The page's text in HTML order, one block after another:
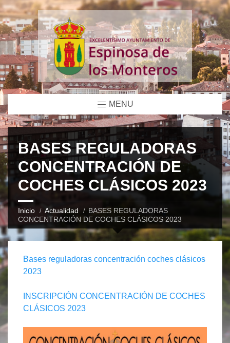
MENU
BASES REGULADORAS
CONCENTRACIÓN DE
COCHES CLÁSICOS 2023
Inicio Actualidad
BASES REGULADORAS
CONCENTRACIÓN DE COCHES CLÁSICOS 2023
Bases reguladoras concentración coches clásicos
2023
INSCRIPCIÓN CONCENTRACIÓN DE COCHES
CLÁSICOS 2023